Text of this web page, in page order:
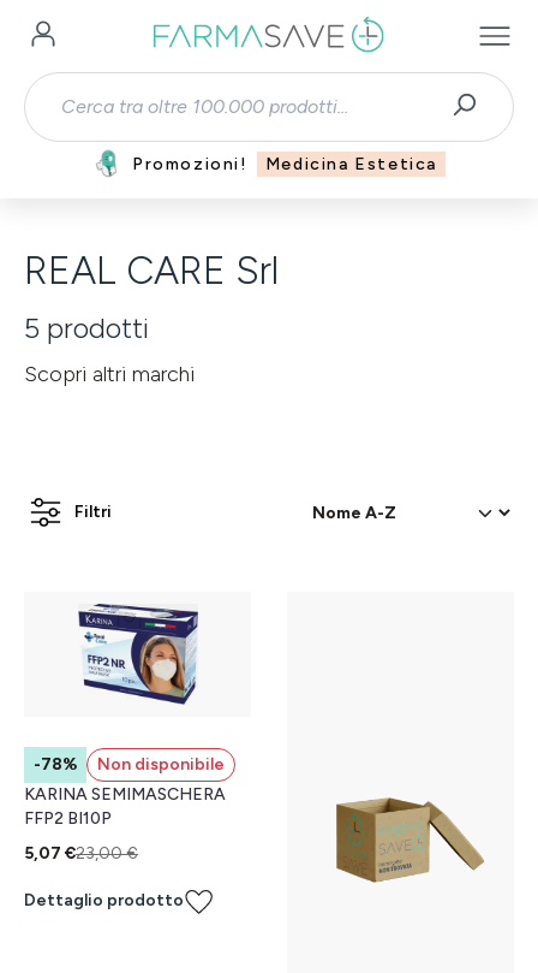
Passa al contenuto principale
Promozioni! Medicina Estetica
REAL CARE Srl
5 prodotti
Scopri altri marchi
Filtri
-78%
Non disponibile
KARINA SEMIMASCHERA
FFP2 BI10P
5,07 €23,00 €
Dettaglio prodotto